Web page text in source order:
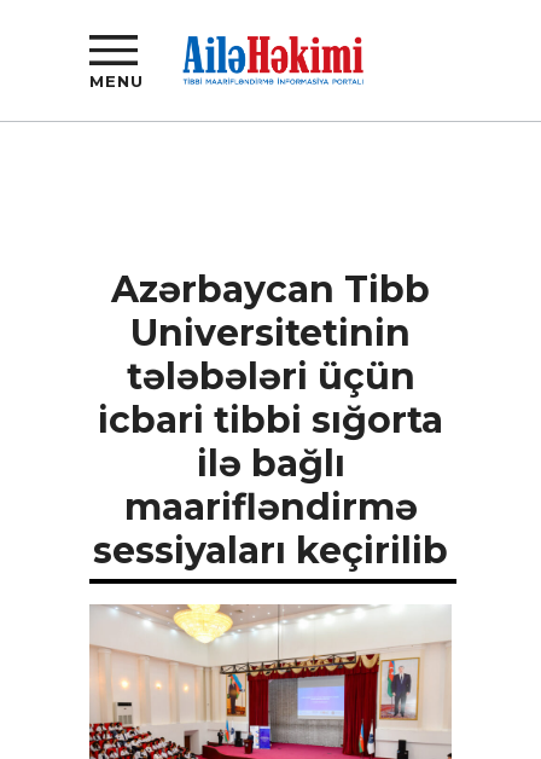
MENU
Azərbaycan Tibb
Universitetinin
tələbələri üçün
icbari tibbi sığorta
ilə bağlı
maarifləndirmə
sessiyaları keçirilib